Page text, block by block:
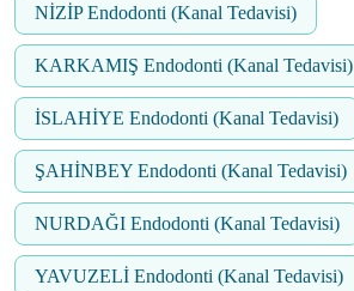
NİZİP Endodonti (Kanal Tedavisi)
KARKAMIŞ Endodonti (Kanal Tedavisi)
İSLAHİYE Endodonti (Kanal Tedavisi)
ŞAHİNBEY Endodonti (Kanal Tedavisi)
NURDAĞI Endodonti (Kanal Tedavisi)
YAVUZELİ Endodonti (Kanal Tedavisi)